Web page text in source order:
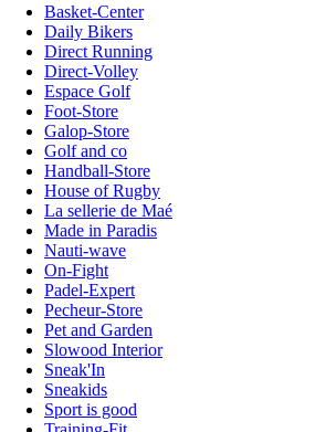
Basket-Center
Daily Bikers
Direct Running
Direct-Volley
Espace Golf
Foot-Store
Galop-Store
Golf and co
Handball-Store
House of Rugby
La sellerie de Maé
Made in Paradis
Nauti-wave
On-Fight
Padel-Expert
Pecheur-Store
Pet and Garden
Slowood Interior
Sneak'In
Sneakids
Sport is good